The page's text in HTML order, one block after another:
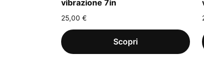
vibrazione 7in
25,00 €